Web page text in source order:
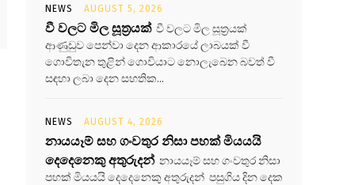
NEWS AUGUST 5, 2026
වී වලට මිල සූත්‍රයක් වී වලට මිල සූත්‍රයක්
ආණුඩුව පෙන්වා දෙන ආකාරයේ ලාබයක් වී
ගොවිතැන තුළින් ගොවියාට නොලැබෙන බවත් වී
සඳහා ලබා දෙන සහතික...
NEWS AUGUST 4, 2026
නායයෑම් සහ ගංවතුර නිසා පහක් මියයයි
දෙදෙනෙකු අතුරුදන් නායයෑම් සහ ගංවතුර නිසා
පහක් මියයයි දෙදෙනෙකු අතුරුදන් පසුගිය දින දෙක